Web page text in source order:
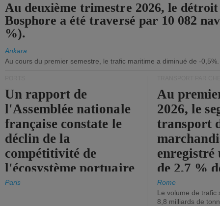
Au deuxième trimestre 2026, le
Bosphore a été traversé par 10 082
%).
Ankara
Au cours du premier semestre, le trafic maritime a diminué de -0,5%.
Un rapport de
l'Assemblée nationale
française constate le
déclin de la
compétitivité de
l'écosystème portuaire
de l'État.
Paris
Au
2026, le
transport
enregistré
de 2,7 %
chiffre
Rome
Le volume de trafic
8,8 milliards de